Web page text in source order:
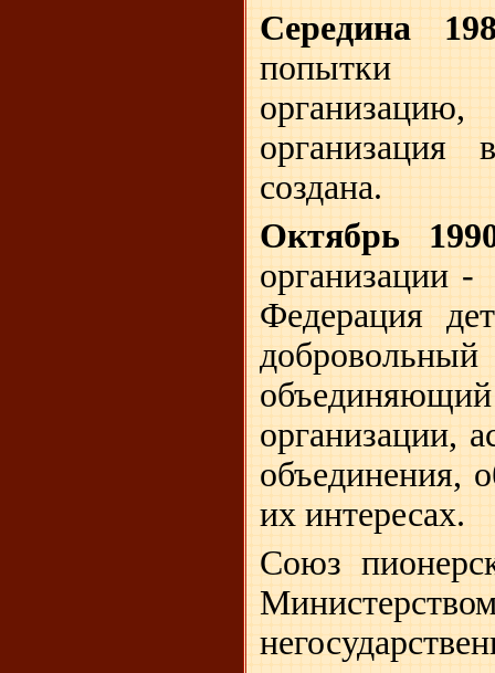
Середина
попытки
создана.
Октябрь
организации
Федерация
организации,
объединения,
их интересах.
Союз